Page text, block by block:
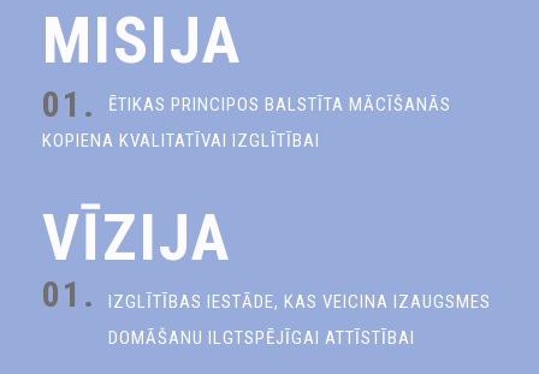
MISIJA
01.
ĒTIKAS PRINCIPOS BALSTĪTA MĀCĪŠANĀS
KOPIENA KVALITATĪVAI IZGLĪTĪBAI
VĪZIJA
01.
IZGLĪTĪBAS IESTĀDE, KAS VEICINA IZAUGSMES
DOMĀŠANU ILGTSPĒJĪGAI ATTĪSTĪBAI